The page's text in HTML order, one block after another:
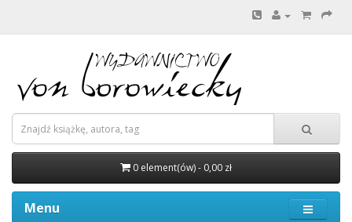
0 element(ów) - 0,00 zł
Menu